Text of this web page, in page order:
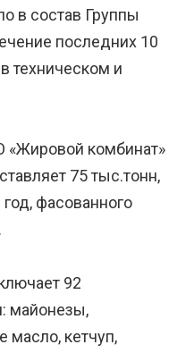
в состав Группы
последних 10
техническом и
«Жировой комбинат»
75 тыс.тонн,
фасованного
92
майонезы,
масло, кетчуп,